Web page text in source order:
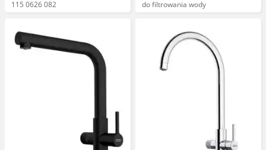
115 0626 082 do filtrowania wody